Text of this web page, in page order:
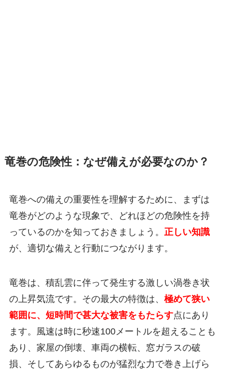
竜巻の危険性：なぜ備えが必要なのか？
竜巻への備えの重要性を理解するために、まずは
竜巻がどのような現象で、どれほどの危険性を持
っているのかを知っておきましょう。 正しい知識
が、適切な備えと行動につながります。
竜巻は、積乱雲に伴って発生する激しい渦巻き状
の上昇気流です。その最大の特徴は、 極めて狭い
範囲に、短時間で甚大な被害をもたらす点にあり
ます。風速は時に秒速100メートルを超えることも
あり、家屋の倒壊、車両の横転、窓ガラスの破
損、そしてあらゆるものが猛烈な力で巻き上げら